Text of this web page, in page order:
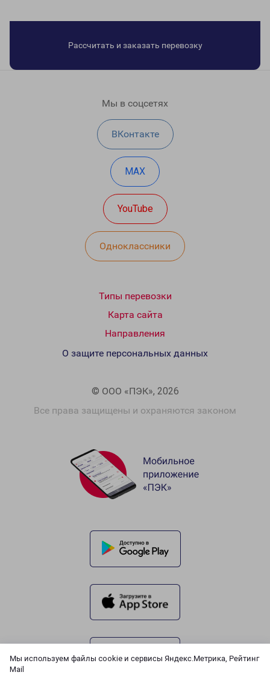
Мы используем файлы cookie и сервисы Яндекс.Метрика, Рейтинг
Mail
Рассчитать и заказать перевозку
Мы в соцсетях
ВКонтакте
MAX
YouTube
Одноклассники
Типы перевозки
Карта сайта
Направления
© ООО «ПЭК», 2026
Все права защищены и охраняются законом
О защите персональных данных